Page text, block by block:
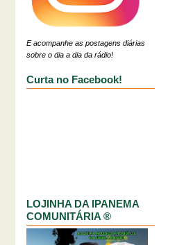
E acompanhe as postagens diárias
sobre o dia a dia da rádio!
Curta no Facebook!
LOJINHA DA IPANEMA
COMUNITÁRIA ®